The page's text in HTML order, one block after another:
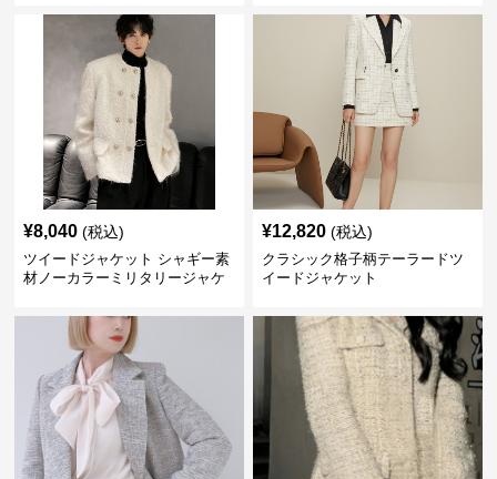
¥8,040 (税込)
ツイードジャケット シャギー素
材ノーカラーミリタリージャケ
¥12,820 (税込)
クラシック格子柄テーラードツ
イードジャケット